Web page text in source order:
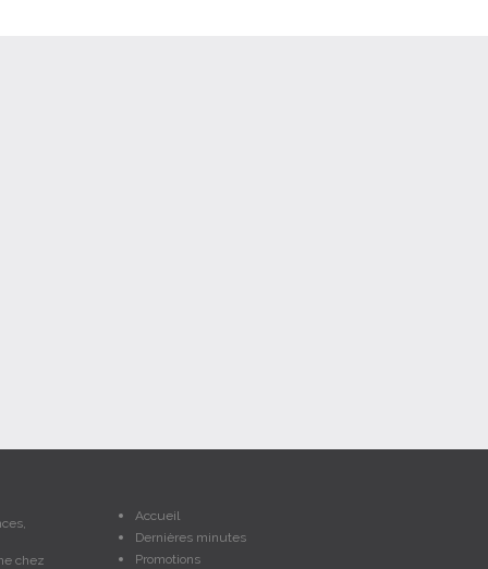
chez
Accueil
Dernières minutes
Promotions